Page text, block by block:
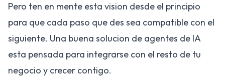
Pero ten en mente esta vision desde el principio
para que cada paso que des sea compatible con el
siguiente. Una buena solucion de agentes de IA
esta pensada para integrarse con el resto de tu
negocio y crecer contigo.